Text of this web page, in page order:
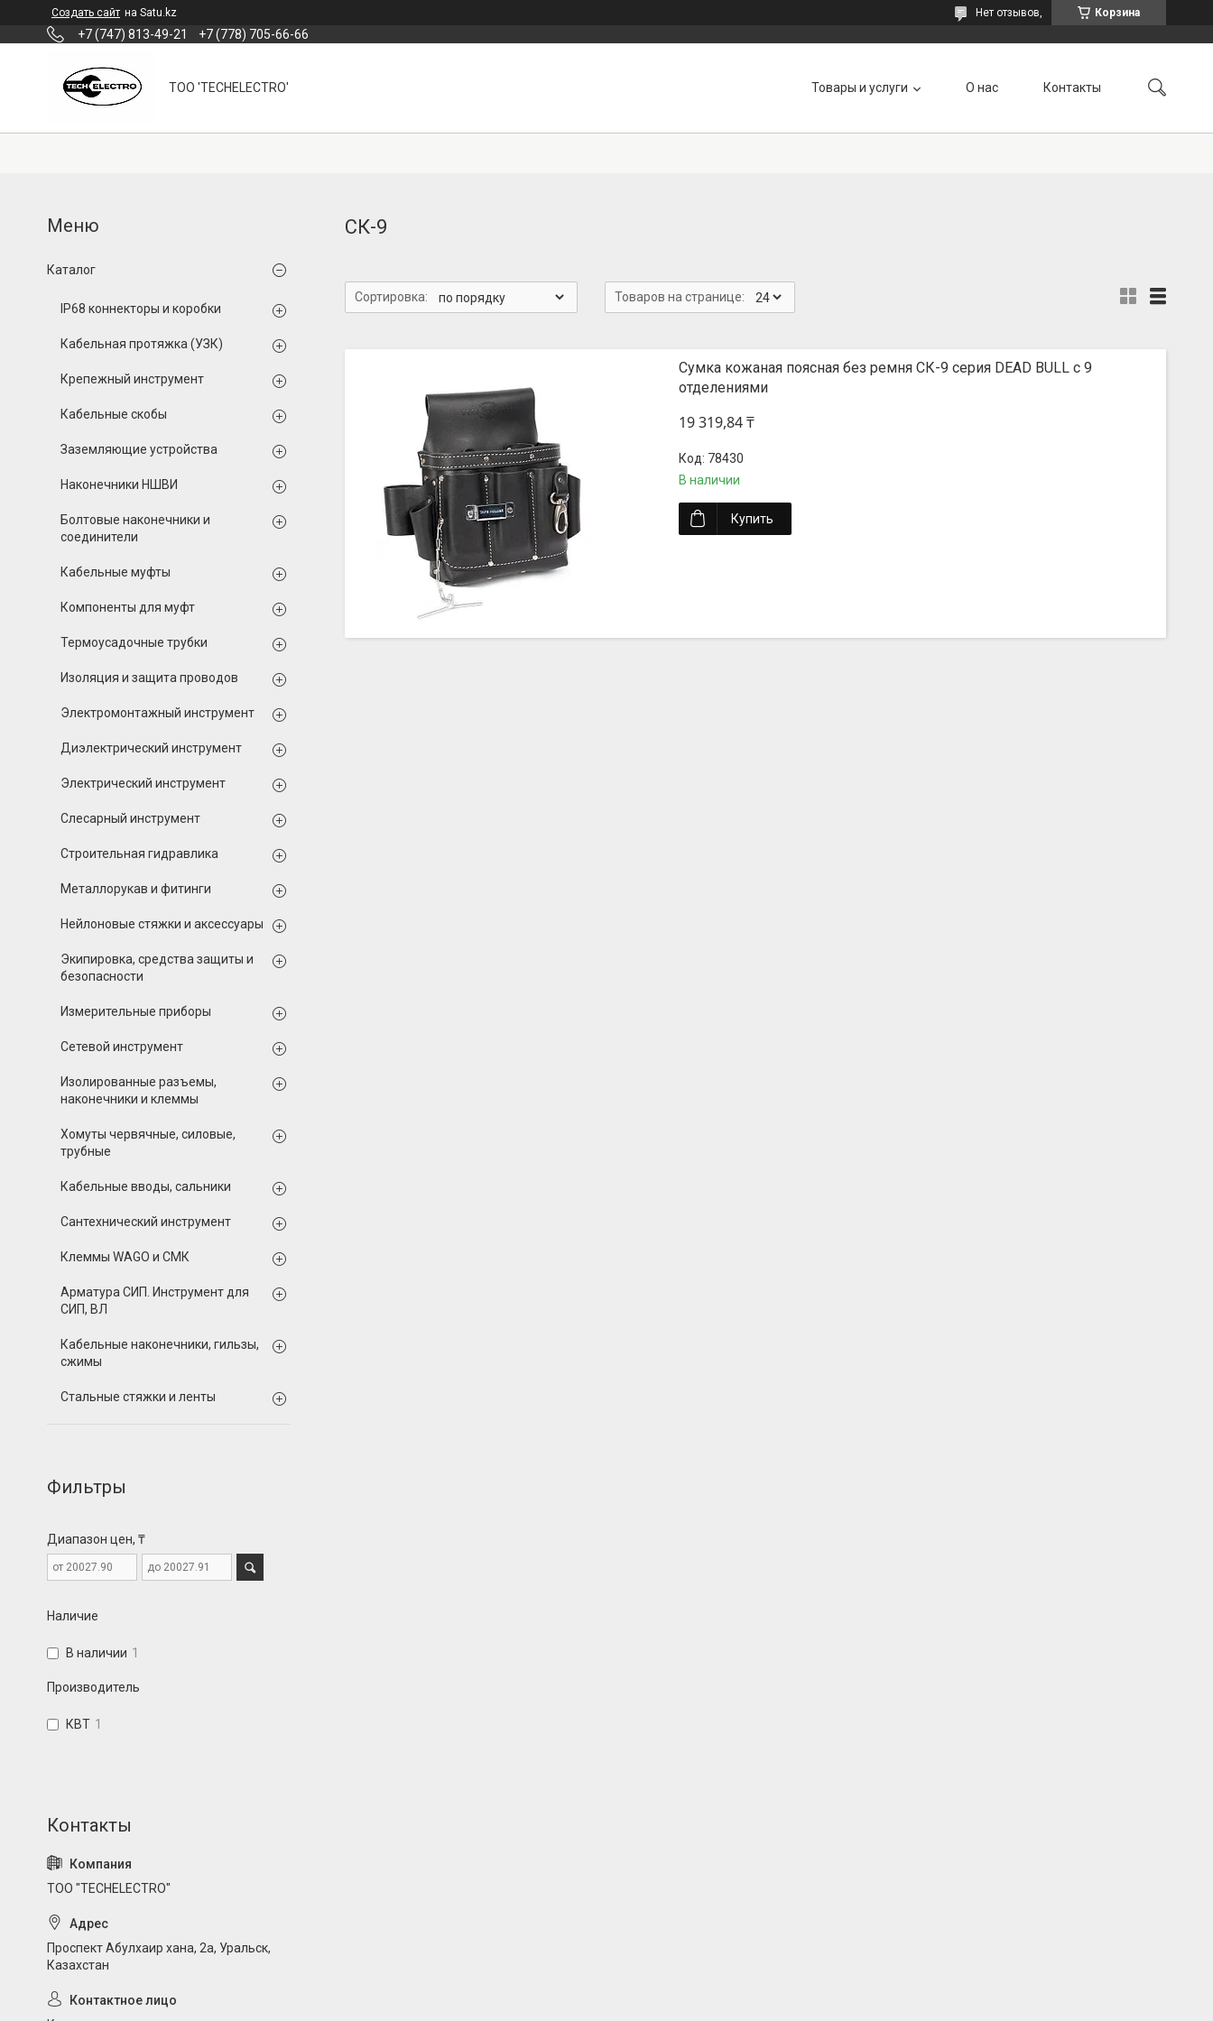
Создать сайт на Satu.kz Корзина
Нет отзывов,
+7 (747) 813-49-21 +7 (778) 705-66-66
ТОО 'TECHELECTRO' Товары и услуги О нас Контакты
СК-9
Сумка кожаная поясная без ремня СК-9 серия DEAD BULL с 9
отделениями
19 319,84 ₸
78430
В наличии
Купить
Каталог
IP68 коннекторы и коробки
Кабельная протяжка (УЗК)
Крепежный инструмент
Кабельные скобы
Заземляющие устройства
Наконечники НШВИ
Болтовые наконечники и
соединители
Кабельные муфты
Компоненты для муфт
Термоусадочные трубки
Изоляция и защита проводов
Электромонтажный инструмент
Диэлектрический инструмент
Электрический инструмент
Слесарный инструмент
Строительная гидравлика
Металлорукав и фитинги
Нейлоновые стяжки и аксессуары
Экипировка, средства защиты и
безопасности
Измерительные приборы
Сетевой инструмент
Изолированные разъемы,
наконечники и клеммы
Хомуты червячные, силовые,
трубные
Кабельные вводы, сальники
Сантехнический инструмент
Клеммы WAGO и СМК
Арматура СИП. Инструмент для
СИП, ВЛ
Кабельные наконечники, гильзы,
сжимы
Стальные стяжки и ленты
Фильтры
Диапазон цен, ₸
Наличие
В наличии 1
Производитель
КВТ 1
ТОО "TECHELECTRO"
Проспект Абулхаир хана, 2а, Уральск,
Казахстан